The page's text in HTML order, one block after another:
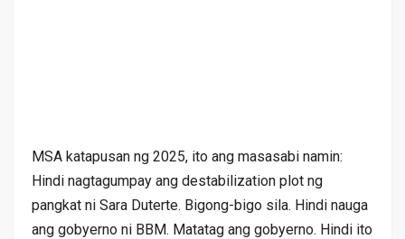
MSA katapusan ng 2025, ito ang masasabi namin:
Hindi nagtagumpay ang destabilization plot ng
pangkat ni Sara Duterte. Bigong-bigo sila. Hindi nauga
ang gobyerno ni BBM. Matatag ang gobyerno. Hindi ito